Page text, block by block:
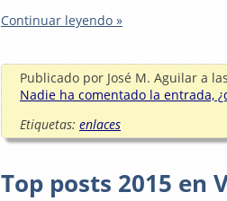
Continuar leyendo »
Publicado por José M. Aguilar a
Nadie ha comentado la entrada,
Etiquetas: enlaces
Top posts 2015 en